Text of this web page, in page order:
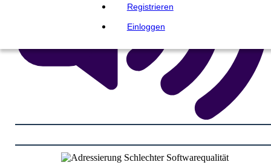
Registrieren
Einloggen